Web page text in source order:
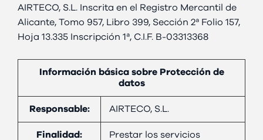
AIRTECO, S.L. Inscrita en el Registro Mercantil de
Alicante, Tomo 957, Libro 399, Sección 2ª Folio 157,
Hoja 13.335 Inscripción 1ª, C.I.F. B-03313368
Información básica sobre Protección de
datos
Responsable: AIRTECO, S.L.
Finalidad:
Prestar los servicios